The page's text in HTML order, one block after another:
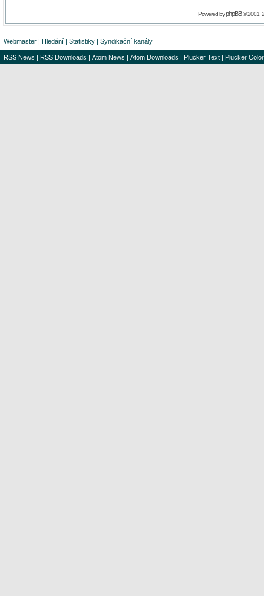
Powered byphpBB© 2001,
Webmaster | Hledání | Statistiky | Syndikační kanály
RSS News | RSS Downloads | Atom News | Atom Downloads | Plucker Text | Plucker Color